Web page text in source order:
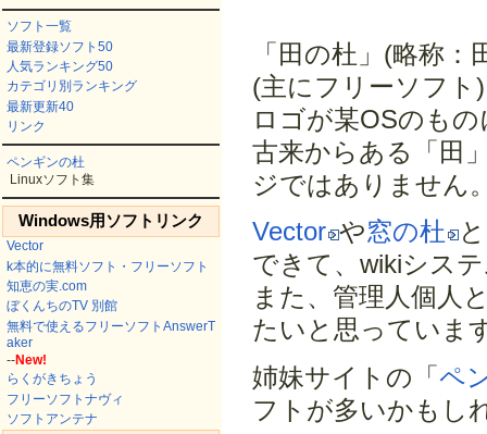
ソフト一覧
最新登録ソフト50
人気ランキング50
カテゴリ別ランキング
最新更新40
リンク
ペンギンの杜
Linuxソフト集
Windows用ソフトリンク
Vector
k本的に無料ソフト・フリーソフト
知恵の実.com
ぼくんちのTV 別館
無料で使えるフリーソフトAnswerT
aker
--New!
らくがきちょう
フリーソフトナヴィ
ソフトアンテナ
「田の杜」(略称
(主にフリーソフト
ロゴが某OSのも
古来からある「田
ジではありません
Vector や窓の杜
できて、wikiシス
また、管理人個人
たいと思っていま
姉妹サイトの「ペ
フトが多いかもし